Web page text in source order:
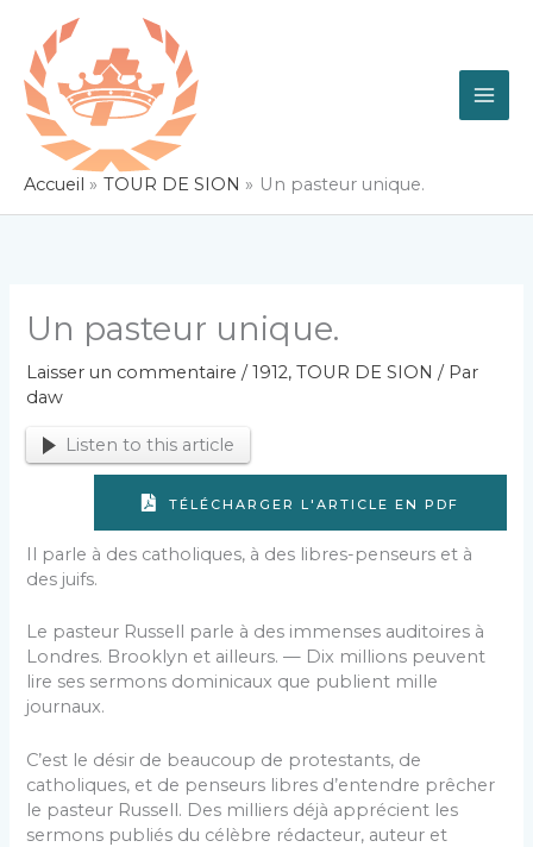
contenu
Accueil TOUR DE SION Un pasteur unique.
Un pasteur unique.
Laisser un commentaire /1912,TOUR DE SION / Par
daw
Listen to this article
TÉLÉCHARGER L'ARTICLE EN PDF
Il parle à des catholiques, à des libres-penseurs et à
des juifs.
Le pasteur Russell parle à des immenses auditoires à
Londres. Brooklyn et ailleurs. — Dix millions peuvent
lire ses sermons domini­caux que publient mille
journaux.
C’est le désir de beaucoup de protestants, de
catholiques, et de penseurs libres d’entendre prê­cher
le pasteur Russell. Des milliers déjà apprécient les
sermons publiés du célèbre rédacteur, auteur et